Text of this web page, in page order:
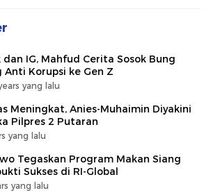
dan IG, Mahfud Cerita Sosok Bung
Korupsi ke Gen Z
yang lalu
Meningkat, Anies-Muhaimin Diyakini
Pilpres 2 Putaran
yang lalu
Tegaskan Program Makan Siang
Sukses di RI-Global
yang lalu